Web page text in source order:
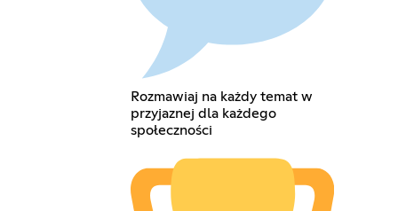
Rozmawiaj na każdy temat w
przyjaznej dla każdego
społeczności